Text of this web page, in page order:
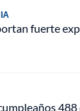
fuerte